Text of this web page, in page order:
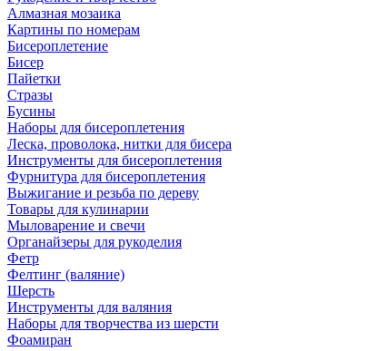
Алмазная мозаика
Картины по номерам
Бисероплетение
Бисер
Пайетки
Стразы
Бусины
Наборы для бисероплетения
Леска, проволока, нитки для бисера
Инструменты для бисероплетения
Фурнитура для бисероплетения
Выжигание и резьба по дереву
Товары для кулинарии
Мыловарение и свечи
Органайзеры для рукоделия
Фетр
Фелтинг (валяние)
Шерсть
Инструменты для валяния
Наборы для творчества из шерсти
Фоамиран